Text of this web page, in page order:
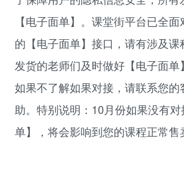
【电子面单】。 课堂街平台已全面
的【电子面单】接口，请有涉及
发货的老师们及时做好【电子面单
如果不了解如果对接，请联系您
助。特别说明：10月份如果没有
单】，将会影响到您的课程正常售